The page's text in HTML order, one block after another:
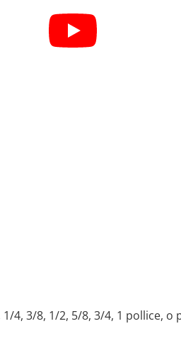
4, 3/8, 1/2, 5/8, 3/4, 1 pollice, o